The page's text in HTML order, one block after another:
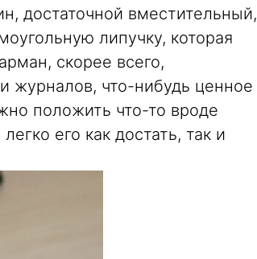
достаточной вместительный,
липучку, которая
скорее всего,
журналов, что-нибудь ценное
положить что-то вроде
его как достать, так и